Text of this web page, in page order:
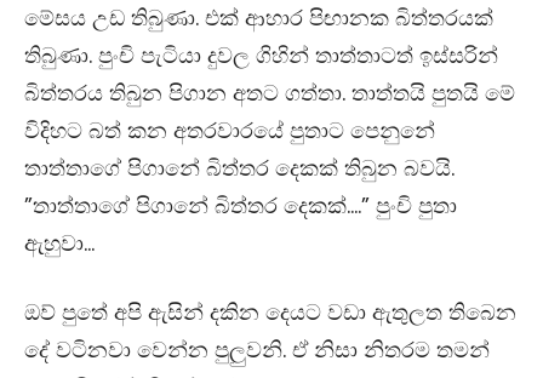
මේසය උඩ තිබුණා. එක් ආහාර පිඟානක බිත්තරයක්
තිබුණා. පුංචි පැටියා දුවල ගිහින් තාත්තාටත් ඉස්සරින්
බිත්තරය තිබුන පිගාන අතට ගත්තා. තාත්තයි පුතයි මේ
විදිහට බත් කන අතරවාරයේ පුතාට පෙනුනේ
තාත්තාගේ පිගානේ බිත්තර දෙකක් තිබුන බවයි.
”තාත්තාගේ පිගානේ බිත්තර දෙකක්….” පුංචි පුතා
ඇහුවා…
ඔව් පුතේ අපි ඇසින් දකින දෙයට වඩා ඇතුලත තිබෙන
දේ වටිනවා වෙන්න පුලුවනි. ඒ නිසා නිතරම තමන්